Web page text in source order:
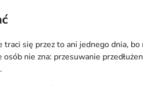
się przez to ani jednego dnia,
nie zna: przesuwanie